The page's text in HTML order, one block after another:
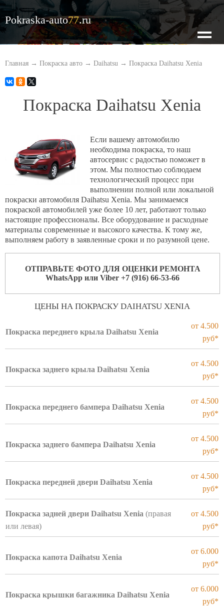
Pokraska-auto77.ru
О нас
Покраска авто
Оценка по фото
Контакты
Главная → Покраска авто → Daihatsu → Покраска Daihatsu Xenia
Покраска Daihatsu Xenia
Если вашему автомобилю
необходима покраска, то наш
автосервис с радостью поможет в
этом. Мы полностью соблюдаем
технологический процесс при
выполнении полной или локальной
покраски автомобиля Daihatsu Xenia. Мы занимаемся
покраской автомобилей уже более 10 лет, работают только
настоящие профессионалы. Все оборудование и расходные
материалы современные и высокого качества. К тому же,
выполняем работу в заявленные сроки и по разумной цене.
ОТПРАВЬТЕ ФОТО ДЛЯ ОЦЕНКИ РЕМОНТА
WhatsApp или Viber +7 (916) 66-53-66
ЦЕНЫ НА ПОКРАСКУ DAIHATSU XENIA
Покраска переднего крыла Daihatsu Xenia
от 4.500
руб*
Покраска заднего крыла Daihatsu Xenia
от 4.500
руб*
Покраска переднего бампера Daihatsu Xenia
от 4.500
руб*
Покраска заднего бампера Daihatsu Xenia
от 4.500
руб*
Покраска передней двери Daihatsu Xenia
от 4.500
руб*
Покраска задней двери Daihatsu Xenia (правая
или левая)
от 4.500
руб*
Покраска капота Daihatsu Xenia
от 6.000
руб*
Покраска крышки багажника Daihatsu Xenia
от 6.000
руб*